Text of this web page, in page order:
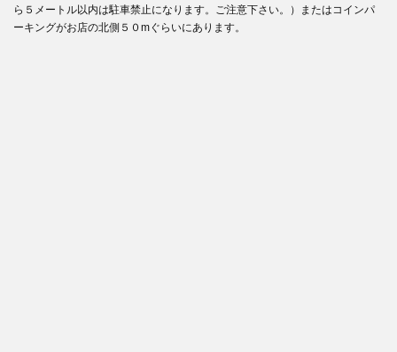
ら５メートル以内は駐車禁止になります。ご注意下さい。）またはコインパ
ーキングがお店の北側５０mぐらいにあります。